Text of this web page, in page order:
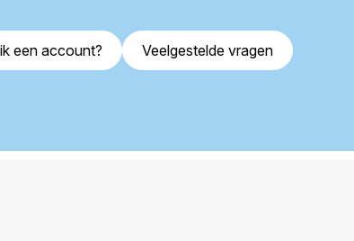
een account? Veelgestelde vragen